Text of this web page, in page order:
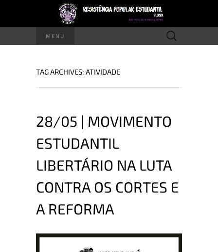
MENU
Pesquisar
por:
TAG ARCHIVES: ATIVIDADE
28/05 | MOVIMENTO
ESTUDANTIL
LIBERTÁRIO NA LUTA
CONTRA OS CORTES E
A REFORMA